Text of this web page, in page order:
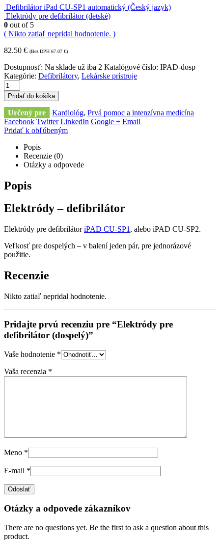
Defibrilátor iPad CU-SP1 automatický (Český jazyk)
Elektródy pre defibrilátor (detské)
0 out of 5
( Nikto zatiaľ nepridal hodnotenie. )
82.50 € (Bez DPH 67.07 €)
Dostupnosť: Na sklade už iba 2 Katalógové číslo: IPAD-dosp
Kategórie: Defibrilátory, Lekárske prístroje
Pridať do košíka
Určený pre Kardiológ, Prvá pomoc a intenzívna medicína
Facebook Twitter LinkedIn Google + Email
Pridať k obľúbeným
Popis
Recenzie (0)
Otázky a odpovede
Popis
Elektródy – defibrilátor
Elektródy pre defibrilátoriPAD CU-SP1 , alebo iPAD CU-SP2.
Veľkosť pre dospelých – v balení jeden pár, pre jednorázové
použitie.
Recenzie
Nikto zatiaľ nepridal hodnotenie.
Pridajte prvú recenziu pre “Elektródy pre
defibrilátor (dospelý)”
Vaše hodnotenie *
Vaša recenzia *
Meno *
E-mail *
Otázky a odpovede zákazníkov
There are no questions yet. Be the first to ask a question about this
product.